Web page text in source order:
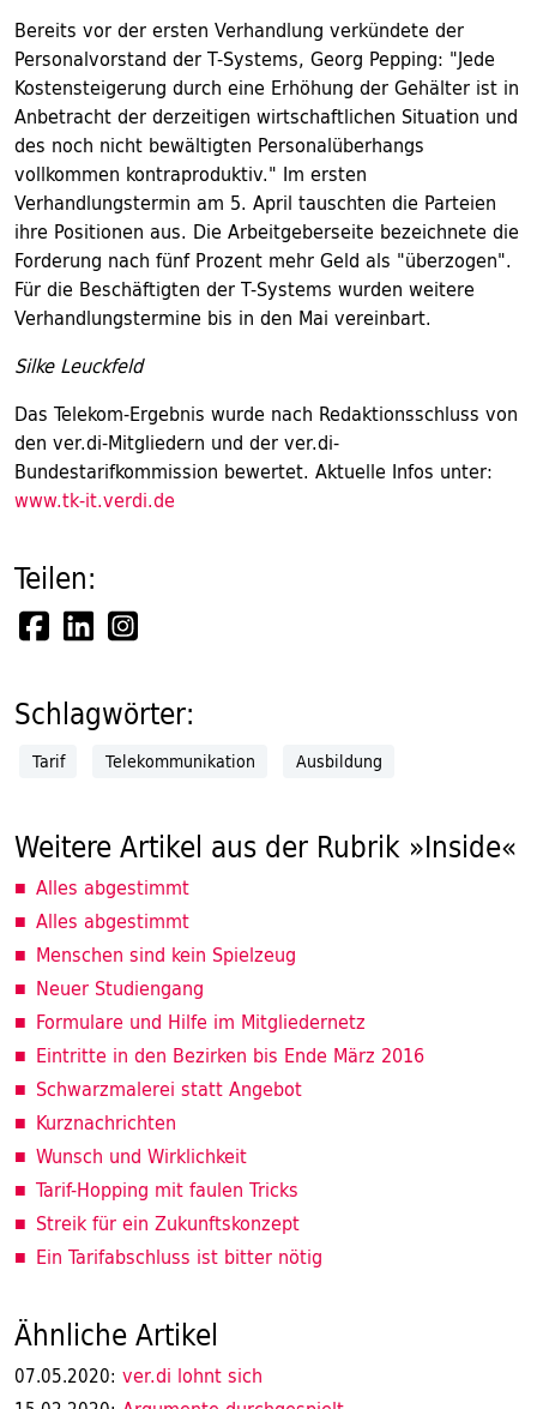
Bereits vor der ersten Verhandlung verkündete der
Personalvorstand der T-Systems, Georg Pepping: "Jede
Kostensteigerung durch eine Erhöhung der Gehälter ist in
Anbetracht der derzeitigen wirtschaftlichen Situation und
des noch nicht bewältigten Personalüberhangs
vollkommen kontraproduktiv." Im ersten
Verhandlungstermin am 5. April tauschten die Parteien
ihre Positionen aus. Die Arbeitgeberseite bezeichnete die
Forderung nach fünf Prozent mehr Geld als "überzogen".
Für die Beschäftigten der T-Systems wurden weitere
Verhandlungstermine bis in den Mai vereinbart.
Silke Leuckfeld
Das Telekom-Ergebnis wurde nach Redaktionsschluss von
den ver.di-Mitgliedern und der ver.di-
Bundestarifkommission bewertet. Aktuelle Infos unter:
www.tk-it.verdi.de
Teilen:
Schlagwörter:
Tarif Telekommunikation Ausbildung
Weitere Artikel aus der Rubrik »Inside«
Alles abgestimmt
Alles abgestimmt
Menschen sind kein Spielzeug
Neuer Studiengang
Formulare und Hilfe im Mitgliedernetz
Eintritte in den Bezirken bis Ende März 2016
Schwarzmalerei statt Angebot
Kurznachrichten
Wunsch und Wirklichkeit
Tarif-Hopping mit faulen Tricks
Streik für ein Zukunftskonzept
Ein Tarifabschluss ist bitter nötig
Ähnliche Artikel
07.05.2020: ver.di lohnt sich